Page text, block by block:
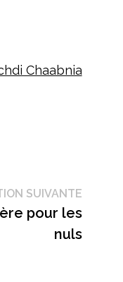
Chaabnia
SUIVANTE
pour les
nuls